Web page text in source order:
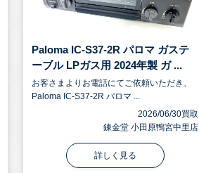
Paloma IC-S37-2R パロマ ガステ
ーブル LPガス用 2024年製 ガ ...
お客さまよりお電話にてご依頼いただき、
Paloma IC-S37-2R パロマ ...
2026/06/30買取
錬金堂 小田原鴨宮中里店
詳しく見る